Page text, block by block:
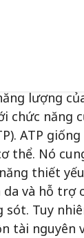
đẩy
nào?
tác động
lượng
chức năng
ATP
thể. Nó
thiết
và hỗ trợ
Tuy
tài nguyên